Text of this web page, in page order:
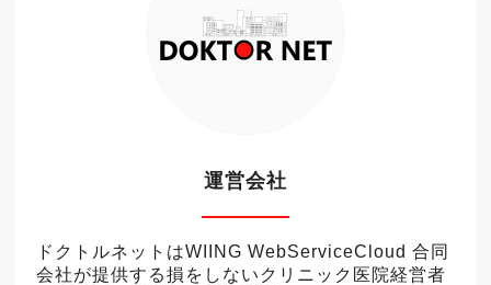
運営会社
ドクトルネットはWIING WebServiceCloud 合同
会社が提供する損をしないクリニック医院経営者